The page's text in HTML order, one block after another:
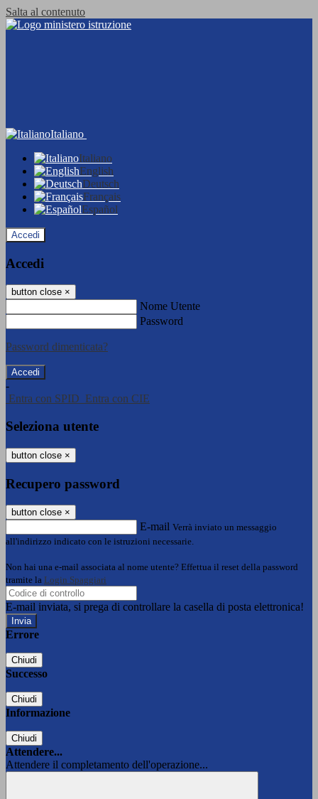
Salta al contenuto
Italiano
Italiano
English
Deutsch
Français
Español
Accedi
Accedi
button close ×
Nome Utente
Password
Password dimenticata?
-
Entra con SPID Entra con CIE
Seleziona utente
button close ×
Recupero password
button close ×
E-mail Verrà inviato un messaggio
all'indirizzo indicato con le istruzioni necessarie.
Non hai una e-mail associata al nome utente? Effettua il reset della password
tramite la Login Spaggiari
E-mail inviata, si prega di controllare la casella di posta elettronica!
Errore
Chiudi
Successo
Chiudi
Informazione
Chiudi
Attendere...
Attendere il completamento dell'operazione...